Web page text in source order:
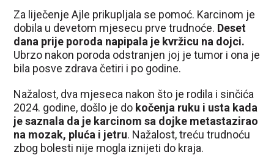
Za liječenje Ajle prikupljala se pomoć. Karcinom je
dobila u devetom mjesecu prve trudnoće. Deset
dana prije poroda napipala je kvržicu na dojci.
Ubrzo nakon poroda odstranjen joj je tumor i ona je
bila posve zdrava četiri i po godine.
Nažalost, dva mjeseca nakon što je rodila i sinčića
2024. godine, došlo je do kočenja ruku i usta kada
je saznala da je karcinom sa dojke metastazirao
na mozak, pluća i jetru. Nažalost, treću trudnoću
zbog bolesti nije mogla iznijeti do kraja.